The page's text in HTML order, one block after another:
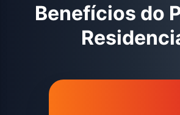
Benefícios do